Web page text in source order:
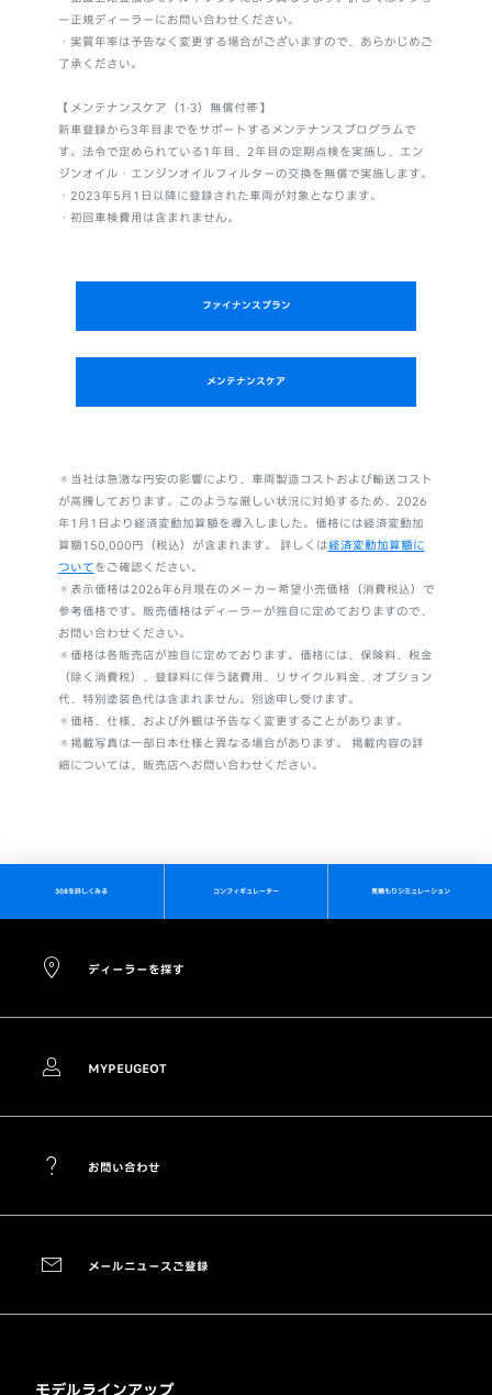
ー正規ディーラーにお問い合わせください。
・実質年率は予告なく変更する場合がございますので、あらかじめご
了承ください。
【メンテナンスケア（1-3）無償付帯】
新車登録から3年目までをサポートするメンテナンスプログラムで
す。法令で定められている1年目、2年目の定期点検を実施し、エン
ジンオイル・エンジンオイルフィルターの交換を無償で実施します。
・2023年5月1日以降に登録された車両が対象となります。
・初回車検費用は含まれません。
ファイナンスプラン
メンテナンスケア
※当社は急激な円安の影響により、車両製造コストおよび輸送コスト
が高騰しております。このような厳しい状況に対処するため、2026
年1月1日より経済変動加算額を導入しました。‎‎価格には経済変動加
算額150,000円（税込）が含まれます。 詳しくは経済変動加算額に
ついてをご確認ください。
※表示価格は2026年6月現在のメーカー希望小売価格（消費税込）で
参考価格です。販売価格はディーラーが独自に定めておりますので、
お問い合わせください。
※価格は各販売店が独自に定めております。価格には、保険料、税金
（除く消費税）、登録料に伴う諸費用、リサイクル料金、オプション
代、特別塗装色代は含まれません。別途申し受けます。
※価格、仕様、および外観は予告なく変更することがあります。
※掲載写真は一部日本仕様と異なる場合があります。 掲載内容の詳
細については、販売店へお問い合わせください。
308を詳しくみる コンフィギュレーター 見積もりシミュレーション
ディーラーを探す
MYPEUGEOT
お問い合わせ
メールニュースご登録